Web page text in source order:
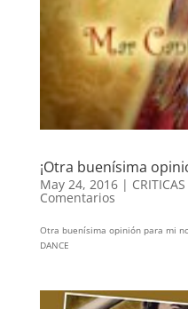
¡Otra buenísima
May 24, 2016|
Comentarios
Otra buenísima opinión para mi
DANCE